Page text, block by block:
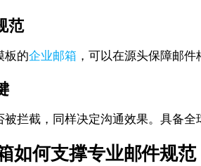
范
板的企业邮箱 ，可以在源头保障邮件
拦截，同样决定沟通效果。具备
如何支撑专业邮件规范